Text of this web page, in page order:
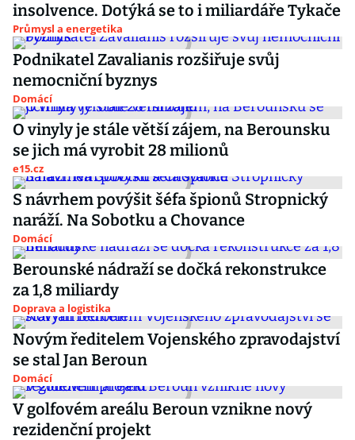
insolvence. Dotýká se to i miliardáře Tykače
Průmysl a energetika
Podnikatel Zavalianis rozšiřuje svůj
nemocniční byznys
Domácí
O vinyly je stále větší zájem, na Berounsku
se jich má vyrobit 28 milionů
e15.cz
S návrhem povýšit šéfa špionů Stropnický
naráží. Na Sobotku a Chovance
Domácí
Berounské nádraží se dočká rekonstrukce
za 1,8 miliardy
Doprava a logistika
Novým ředitelem Vojenského zpravodajství
se stal Jan Beroun
Domácí
V golfovém areálu Beroun vznikne nový
rezidenční projekt